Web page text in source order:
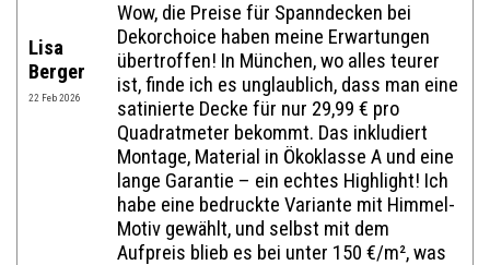
Website im Internet:
Lisa
Berger
22 Feb 2026
Wow, die Preise für Spanndecken bei
Dekorchoice haben meine Erwartungen
übertroffen! In München, wo alles teurer
ist, finde ich es unglaublich, dass man eine
satinierte Decke für nur 29,99 € pro
Quadratmeter bekommt. Das inkludiert
Montage, Material in Ökoklasse A und eine
lange Garantie – ein echtes Highlight! Ich
habe eine bedruckte Variante mit Himmel-
Motiv gewählt, und selbst mit dem
Aufpreis blieb es bei unter 150 €/m², was